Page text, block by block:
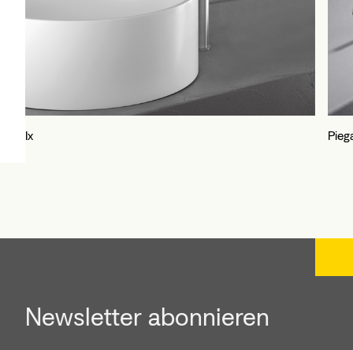
Ix
Newsletter abonnieren